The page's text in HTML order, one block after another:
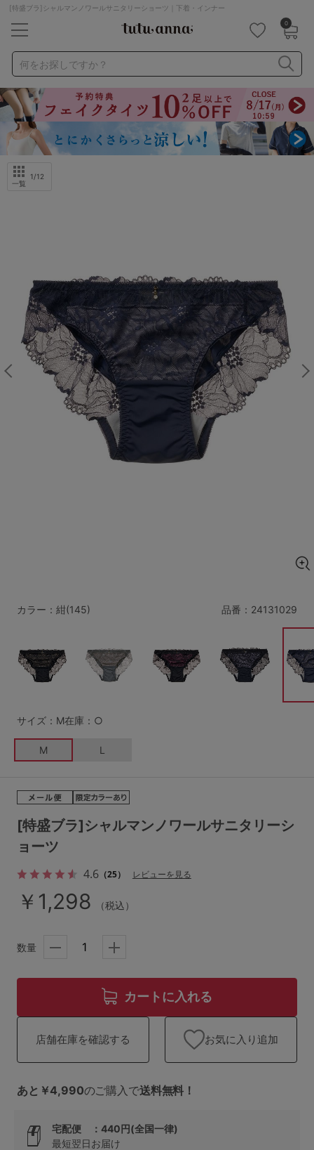
[特盛ブラ]シャルマンノワールサニタリーショーツ｜下着・インナー
0
何をお探しですか？
ナイトブラ ノンワイヤー 特盛ブラ
チューブトップ
折り畳み
パジャマ ストッキング
キャミソール
ルームウェア
ルームウェア ライフスタイル
メンズ キッズ
マタニティ ギフトラッピング
SALE
サイズからブラを探す
A70
F65 F70
H70
L LL
S-AB S-CD
M-AB M-CD M-EF
L-AB L-CD L-EF
LL-EF
～999円 1,000～1,999円
4,000円～
セールアイテムから探す
セールアイテム
その他から探す
お気に入り
新着アイテム
ランキング
高評価レビューアイテム
WEB限定アイテム
一覧
1/12
品番： 24131029
[特盛ブラ]シャルマンノワールサニタリーシ
ョーツ
4.6（25） レビューを見る
￥1,298 （税込）
カラー：紺(145)
サイズ：M在庫：○
M L
数量
カートに入れる
店舗在庫を確認する お気に入り追加
あと￥4,990のご購入で送料無料！
宅配便 ：440円(全国一律)
最短翌日お届け